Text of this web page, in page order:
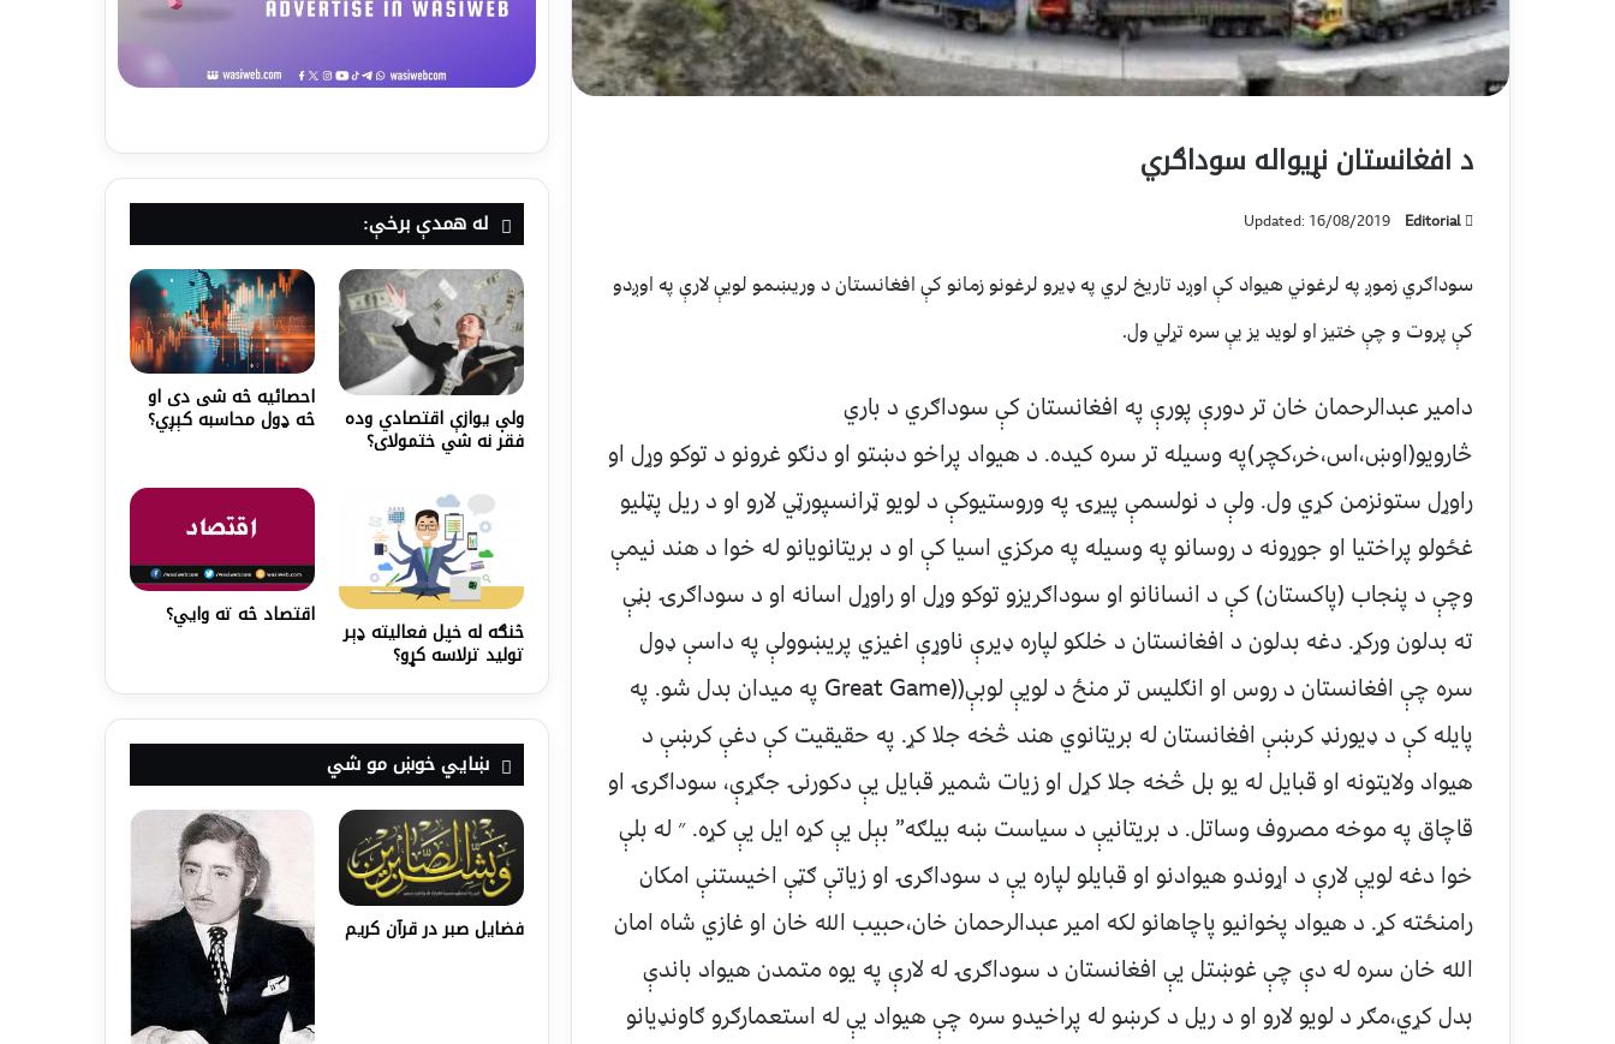
د افغانستان نړيواله سوداګري
Editorial
Updated: 16/08/2019
سوداګري زموږ په لرغوني هيواد کې اوږد تاريخ لري په ډيرو لرغونو زمانو کې افغانستان د وريښمو لويې لارې په اوږدو
کې پروت و چې ختيز او لويد يز يې سره تړلي ول.
دامير عبدالرحمان خان تر دورې پورې په افغانستان کې سوداګري د باري
څارويو(اوښ،اس،خر،کچر)په وسيله تر سره کيده. د هيواد پراخو دښتو او دنګو غرونو د توکو وړل او
راوړل ستونزمن کړي ول. ولې د نولسمې پيړۍ په وروستيوکې د لويو ټرانسپورټي لارو او د ريل پټليو
غځولو پراختيا او جوړونه د روسانو په وسيله په مرکزي اسيا کې او د بريتانويانو له خوا د هند نيمې
وچې د پنجاب (پاکستان) کې د انسانانو او سوداګريزو توکو وړل او راوړل اسانه او د سوداګرۍ بڼې
ته بدلون ورکړ. دغه بدلون د افغانستان د خلکو لپاره ډيرې ناوړې اغيزي پريښوولې په داسې ډول
سره چې افغانستان د روس او انګليس تر منځ د لويې لوبې((Great Game په ميدان بدل شو. په
پايله کې د ډيورنډ کرښې افغانستان له بريتانوي هند څخه جلا کړ. په حقيقيت کې دغې کرښې د
هيواد ولايتونه او قبايل له يو بل څخه جلا کړل او زيات شمير قبايل يې دکورنۍ جګړې، سوداګرۍ او
قاچاق په موخه مصروف وساتل. د بريتانيې د سياست ښه بيلګه” بېل يې کړه ايل يې کړه. ״ له بلې
خوا دغه لويې لارې د اړوندو هيوادنو او قبايلو لپاره يې د سوداګرۍ او زياتې ګټې اخيستنې امکان
رامنځته کړ. د هيواد پخوانيو پاچاهانو لکه امير عبدالرحمان خان،حبيب الله خان او غازي شاه امان
الله خان سره له دې چې غوښتل يې افغانستان د سوداګرۍ له لارې په يوه متمدن هيواد باندې
بدل کړي،مګر د لويو لارو او د ريل د کرښو له پراخيدو سره چې هيواد يې له استعمارګرو ګاونډيانو
له همدې برخې:
ولې یوازې اقتصادي وده
فقر نه شي ختمولای؟
احصائيه څه شی دی او
څه ډول محاسبه کېږي؟
څنګه له خپل فعاليته ډېر
توليد ترلاسه کړو؟
اقتصاد څه ته وايي؟
ښايي خوښ مو شي
فضایل صبر در قرآن كريم